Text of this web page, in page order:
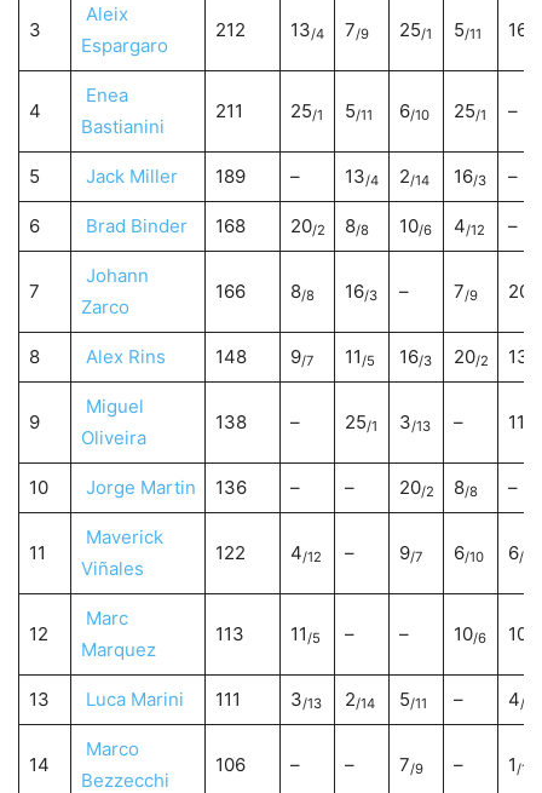
3
Aleix
Espargaro
212 13/4 7/9 25/1 5/11 16
4
Enea
Bastianini
211 25/1 5/11 6/10 25/1 –
5 Jack Miller 189 – 13/4 2/14 16/3 –
6 Brad Binder 168 20/2 8/8 10/6 4/12 –
7
Johann
Zarco
166 8/8 16/3 – 7/9 20
8 Alex Rins 148 9/7 11/5 16/3 20/2 13
9
Miguel
Oliveira
138 – 25/1 3/13 – 11
10 Jorge Martin 136 – – 20/2 8/8 –
11
Maverick
Viñales
122 4/12 – 9/7 6/10 6/10
12
Marc
Marquez
113 11/5 – – 10/6 10
13 Luca Marini 111 3/13 2/14 5/11 – 4/12
14
Marco
Bezzecchi
106 – – 7/9 – 1/15